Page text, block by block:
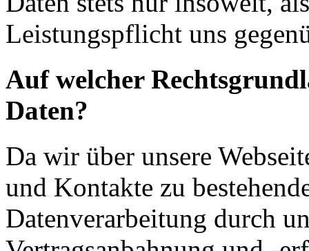
Leistungspflicht uns
Auf welcher
Daten?
Da wir über unsere
und Kontakte zu
Datenverarbeitung durch